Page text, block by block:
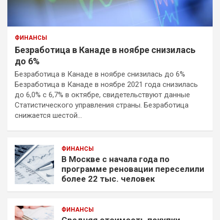
ФИНАНСЫ
Безработица в Канаде в ноябре снизилась
до 6%
Безработица в Канаде в ноябре снизилась до 6%
Безработица в Канаде в ноябре 2021 года снизилась
до 6,0% с 6,7% в октябре, свидетельствуют данные
Статистического управления страны. Безработица
снижается шестой…
ФИНАНСЫ
В Москве с начала года по
программе реновации переселили
более 22 тыс. человек
ФИНАНСЫ